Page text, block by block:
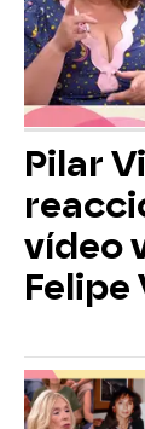
Pilar
vídeo
Felipe